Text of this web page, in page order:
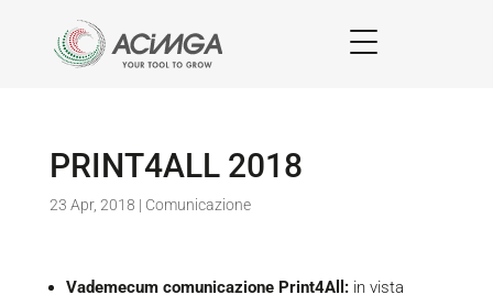
PRINT4ALL 2018
23 Apr, 2018 | Comunicazione
Vademecum comunicazione Print4All: in vista